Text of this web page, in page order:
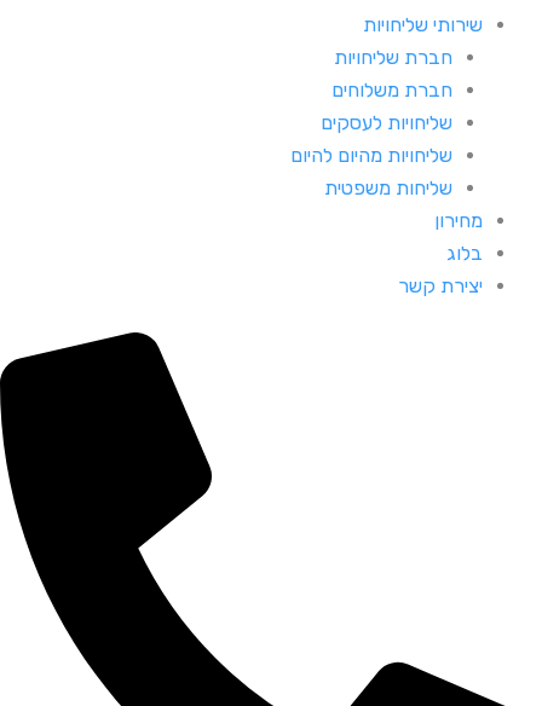
שירותי שליחויות
חברת שליחויות
חברת משלוחים
שליחויות לעסקים
שליחויות מהיום להיום
שליחות משפטית
מחירון
בלוג
יצירת קשר